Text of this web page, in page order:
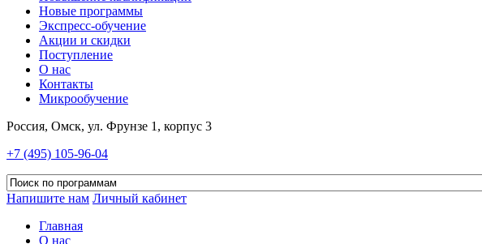
Новые программы
Экспресс-обучение
Акции и скидки
Поступление
О нас
Контакты
Микрообучение
Россия, Омск, ул. Фрунзе 1, корпус 3
+7 (495) 105-96-04
Напишите нам Личный кабинет
Главная
О нас